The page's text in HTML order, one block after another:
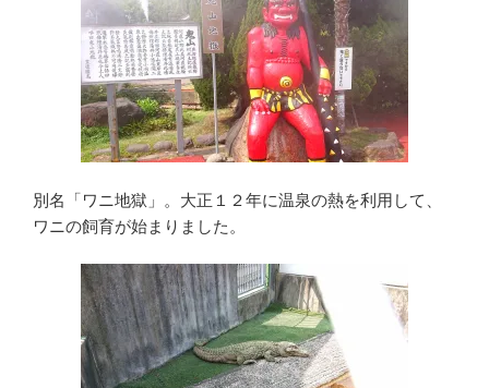
別名「ワニ地獄」。大正１２年に温泉の熱を利用して、
ワニの飼育が始まりました。